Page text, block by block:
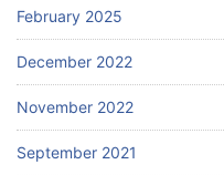
February 2025
December 2022
November 2022
September 2021